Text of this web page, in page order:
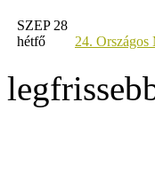
SZEP 28
hétfő
24.